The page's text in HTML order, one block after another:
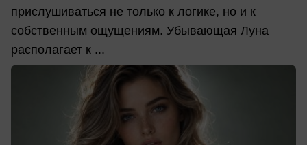
прислушиваться не только к логике, но и к
собственным ощущениям. Убывающая Луна
располагает к ...